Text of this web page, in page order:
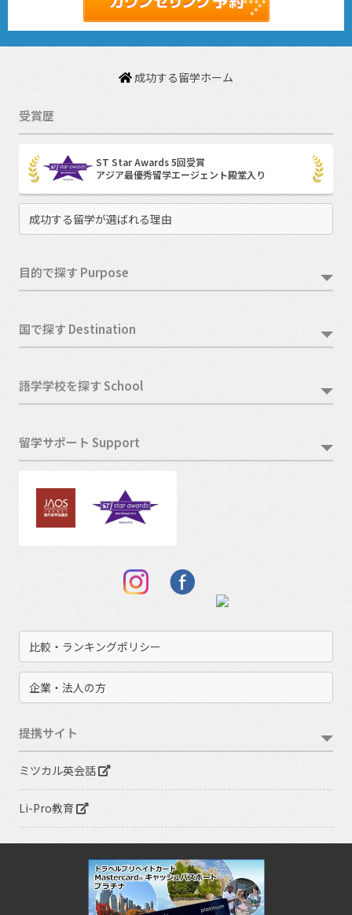
成功する留学ホーム
受賞歴
ST Star Awards 5回受賞
アジア最優秀留学エージェント殿堂入り
成功する留学が選ばれる理由
目的で探す Purpose
国で探す Destination
語学学校を探す School
留学サポート Support
比較・ランキングポリシー
企業・法人の方
提携サイト
ミツカル英会話
Li-Pro教育